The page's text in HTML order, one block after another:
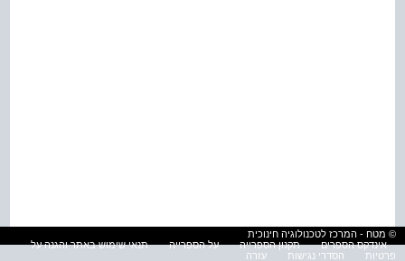
© מטח - המרכז לטכנולוגיה חינוכית
אינדקס הספרים
תקנון הספרייה על הספרייה
תנאי שימוש באתר והגנה על
פרטיות
הסדרי נגישות עזרה